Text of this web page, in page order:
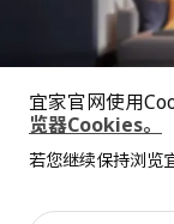
抱歉，该商品在所选
中文
©
隐
上海工
宜家AI购物助
宜家官网使用
览器Cookies。
若您继续保持浏览